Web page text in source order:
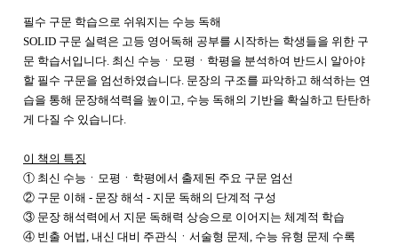
필수 구문 학습으로 쉬워지는 수능 독해
SOLID 구문 실력은 고등 영어독해 공부를 시작하는 학생들을 위한 구
문 학습서입니다. 최신 수능ㆍ모평ㆍ학평을 분석하여 반드시 알아야
할 필수 구문을 엄선하였습니다. 문장의 구조를 파악하고 해석하는 연
습을 통해 문장해석력을 높이고, 수능 독해의 기반을 확실하고 탄탄하
게 다질 수 있습니다.
이 책의 특징
① 최신 수능ㆍ모평ㆍ학평에서 출제된 주요 구문 엄선
② 구문 이해 - 문장 해석 - 지문 독해의 단계적 구성
③ 문장 해석력에서 지문 독해력 상승으로 이어지는 체계적 학습
④ 빈출 어법, 내신 대비 주관식ㆍ서술형 문제, 수능 유형 문제 수록